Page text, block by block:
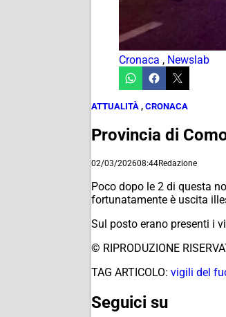
Cronaca , Newslab
ATTUALITÀ , CRONACA
Provincia di
02/03/202608:44Redazione
Poco dopo le 2 di questa
fortunatamente è uscita
Sul posto erano presenti i
© RIPRODUZIONE
TAG ARTICOLO: vigili del
Seguici su